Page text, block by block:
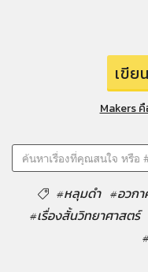
เขี
Makers คื
#หลุมดำ #อวกา
#เรื่องสั้นวิทยาศาสตร์